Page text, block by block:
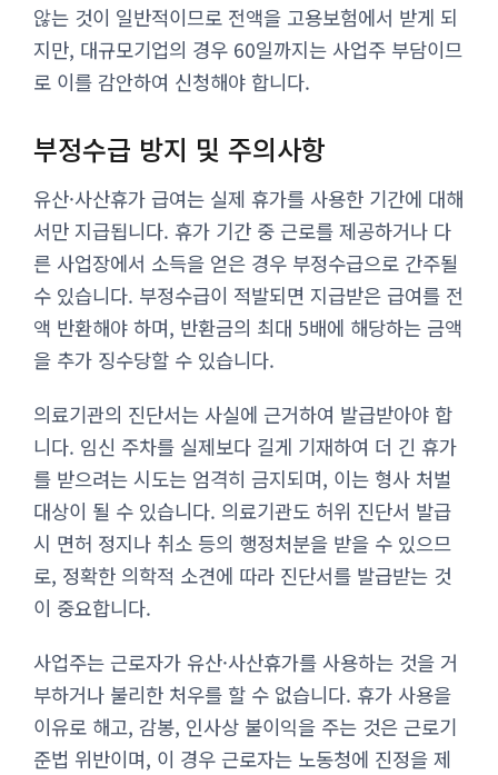
않는 것이 일반적이므로 전액을 고용보험에서 받게 되
지만, 대규모기업의 경우 60일까지는 사업주 부담이므
로 이를 감안하여 신청해야 합니다.
부정수급 방지 및 주의사항
유산·사산휴가 급여는 실제 휴가를 사용한 기간에 대해
서만 지급됩니다. 휴가 기간 중 근로를 제공하거나 다
른 사업장에서 소득을 얻은 경우 부정수급으로 간주될
수 있습니다. 부정수급이 적발되면 지급받은 급여를 전
액 반환해야 하며, 반환금의 최대 5배에 해당하는 금액
을 추가 징수당할 수 있습니다.
의료기관의 진단서는 사실에 근거하여 발급받아야 합
니다. 임신 주차를 실제보다 길게 기재하여 더 긴 휴가
를 받으려는 시도는 엄격히 금지되며, 이는 형사 처벌
대상이 될 수 있습니다. 의료기관도 허위 진단서 발급
시 면허 정지나 취소 등의 행정처분을 받을 수 있으므
로, 정확한 의학적 소견에 따라 진단서를 발급받는 것
이 중요합니다.
사업주는 근로자가 유산·사산휴가를 사용하는 것을 거
부하거나 불리한 처우를 할 수 없습니다. 휴가 사용을
이유로 해고, 감봉, 인사상 불이익을 주는 것은 근로기
준법 위반이며, 이 경우 근로자는 노동청에 진정을 제